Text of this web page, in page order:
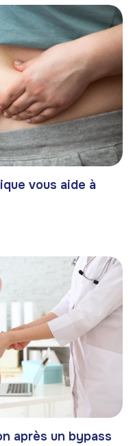
vous aide à
après un bypass